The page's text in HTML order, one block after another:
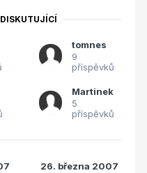
tomnes
9
příspěvků
Martinek
5
příspěvků
26. března 2007